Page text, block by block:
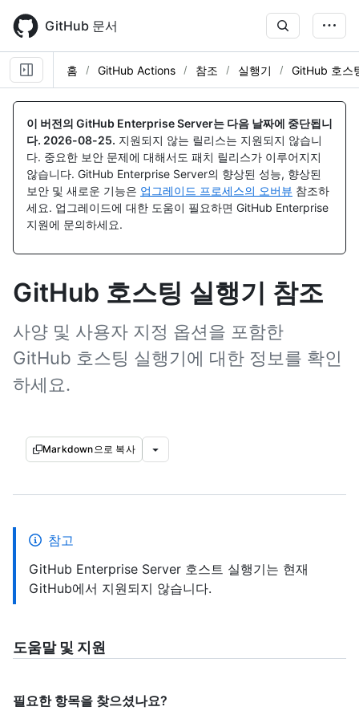
main
content
GitHub 문서
홈 GitHub Actions 참조 실행기 GitHub 호스
이 버전의 GitHub Enterprise Server는 다음 날짜에 중단됩니
다. 2026-08-25. 지원되지 않는 릴리스는 지원되지 않습니
다. 중요한 보안 문제에 대해서도 패치 릴리스가 이루어지지
않습니다. GitHub Enterprise Server의 향상된 성능, 향상된
보안 및 새로운 기능은 업그레이드 프로세스의 오버뷰 참조하
세요. 업그레이드에 대한 도움이 필요하면 GitHub Enterprise
지원에 문의하세요.
GitHub 호스팅 실행기 참조
사양 및 사용자 지정 옵션을 포함한
GitHub 호스팅 실행기에 대한 정보를 확인
하세요.
Markdown으로 복사
참고
GitHub Enterprise Server 호스트 실행기는 현재
GitHub에서 지원되지 않습니다.
도움말 및 지원
필요한 항목을 찾으셨나요?